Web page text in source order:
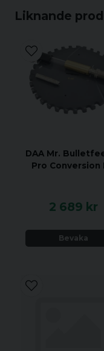
Liknande
DAA Mr.
Pro Conversion
2 689 kr
Bevaka
Säljs i ett praktiskt
Färg: Röd